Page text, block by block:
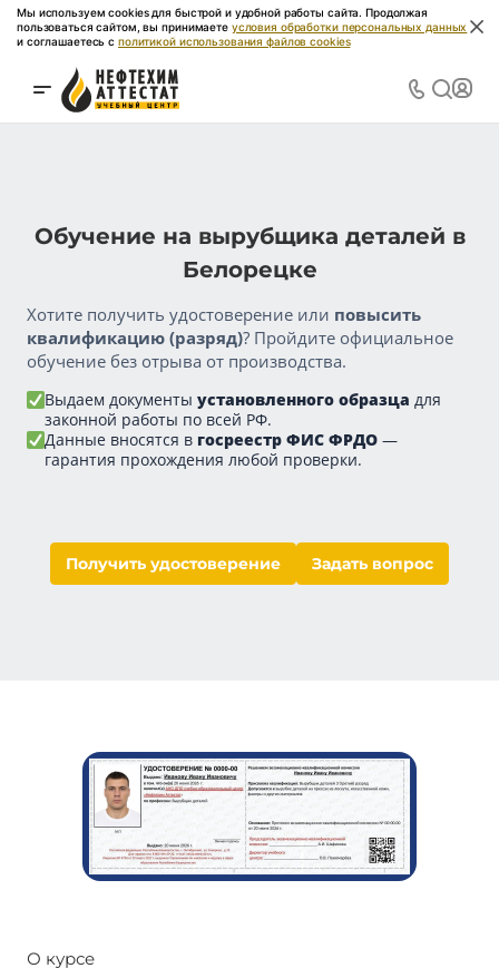
Мы используем cookies для быстрой и удобной работы сайта. Продолжая
пользоваться сайтом, вы принимаете условия обработки персональных данных
и соглашаетесь с политикой использования файлов cookies
Обучение на вырубщика деталей в
Белорецке
Хотите получить удостоверение или повысить
квалификацию (разряд)? Пройдите официальное
обучение без отрыва от производства.
Выдаем документы установленного образца для
законной работы по всей РФ.
Данные вносятся в госреестр ФИС ФРДО —
гарантия прохождения любой проверки.
Получить удостоверение Задать вопрос
О курсе